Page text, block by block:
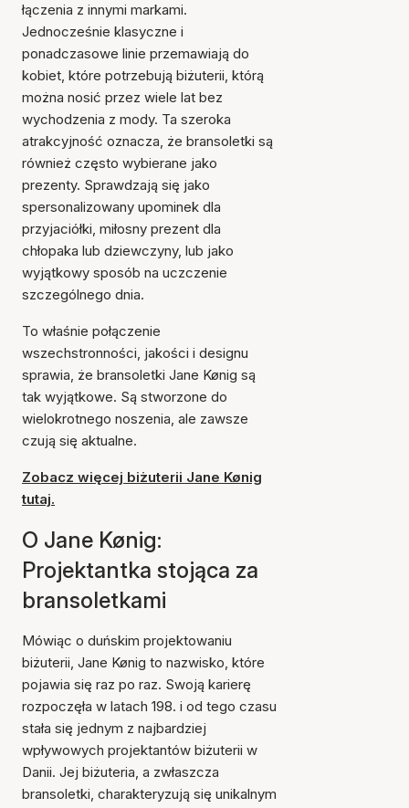
łączenia z innymi markami.
Jednocześnie klasyczne i
ponadczasowe linie przemawiają do
kobiet, które potrzebują biżuterii, którą
można nosić przez wiele lat bez
wychodzenia z mody. Ta szeroka
atrakcyjność oznacza, że bransoletki są
również często wybierane jako
prezenty. Sprawdzają się jako
spersonalizowany upominek dla
przyjaciółki, miłosny prezent dla
chłopaka lub dziewczyny, lub jako
wyjątkowy sposób na uczczenie
szczególnego dnia.
To właśnie połączenie
wszechstronności, jakości i designu
sprawia, że bransoletki Jane Kønig są
tak wyjątkowe. Są stworzone do
wielokrotnego noszenia, ale zawsze
czują się aktualne.
Zobacz więcej biżuterii Jane Kønig
tutaj.
O Jane Kønig:
Projektantka stojąca za
bransoletkami
Mówiąc o duńskim projektowaniu
biżuterii, Jane Kønig to nazwisko, które
pojawia się raz po raz. Swoją karierę
rozpoczęła w latach 198. i od tego czasu
stała się jednym z najbardziej
wpływowych projektantów biżuterii w
Danii. Jej biżuteria, a zwłaszcza
bransoletki, charakteryzują się unikalnym